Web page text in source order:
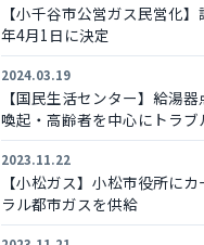
【小千谷市公営ガス民営化
年4月1日に決定
2024.03.19
【国民生活センター】給湯
喚起・高齢者を中心にトラブ
2023.11.22
【小松ガス】小松市役所に
ラル都市ガスを供給